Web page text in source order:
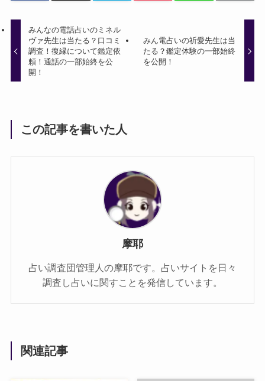
みんなの電話占いのミネル
ヴァ先生は当たる？口コミ
調査！復縁について鑑定依
頼！通話の一部始終を公
開！
みん電占いの祈愛先生は当
たる？鑑定体験の一部始終
を公開！
この記事を書いた人
摩耶
占い調査団管理人の摩耶です。占いサイトを日々
調査し占いに関すことを発信しています。
関連記事